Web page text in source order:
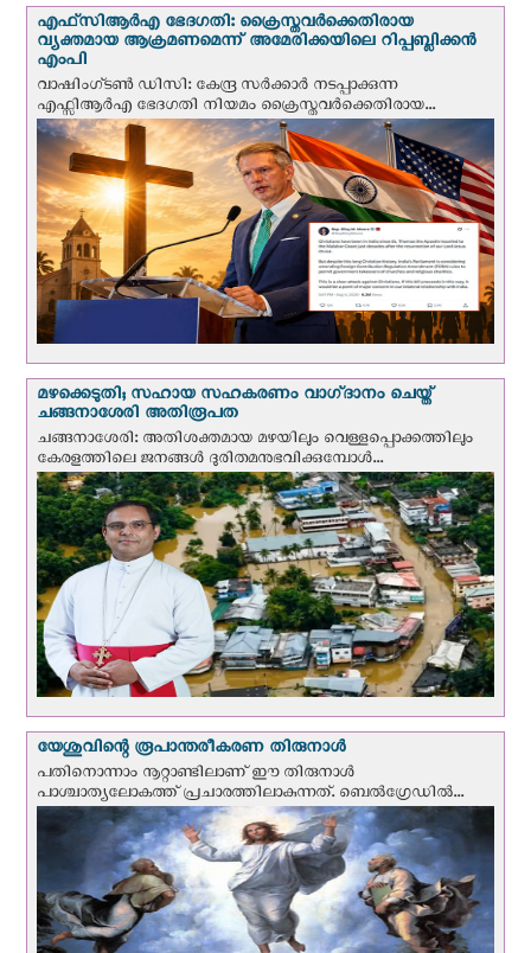
എഫ്‌സി‌ആര്‍‌എ ഭേദഗതി: ക്രൈസ്തവർക്കെതിരായ
വ്യക്തമായ ആക്രമണമെന്ന് അമേരിക്കയിലെ റിപ്പബ്ലിക്കൻ
എംപി
വാഷിംഗ്ടണ്‍ ഡി‌സി: കേന്ദ്ര സർക്കാർ നടപ്പാക്കുന്ന
എഫ്സിആർഎ ഭേദഗതി നിയമം ക്രൈസ്തവർക്കെതിരായ...
മഴക്കെടുതി; സഹായ സഹകരണം വാഗ്‌ദാനം ചെയ്ത്
ചങ്ങനാശേരി അതിരൂപത
ചങ്ങനാശേരി: അതിശക്തമായ മഴയിലും വെള്ളപ്പൊക്കത്തിലും
കേരളത്തിലെ ജനങ്ങൾ ദുരിതമനുഭവിക്കുമ്പോൾ...
യേശുവിന്റെ രൂപാന്തരീകരണ തിരുനാള്‍
പതിനൊന്നാം നൂറ്റാണ്ടിലാണ് ഈ തിരുനാള്‍
പാശ്ചാത്യലോകത്ത് പ്രചാരത്തിലാകുന്നത്. ബെല്‍ഗ്രേഡില്‍...